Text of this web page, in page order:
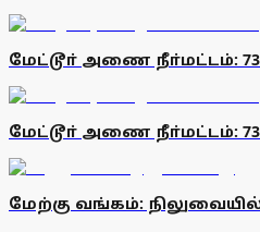
மேட்டூா் அணை நீா்மட்டம்:
மேட்டூா் அணை நீா்மட்டம்:
மேற்கு வங்கம்: